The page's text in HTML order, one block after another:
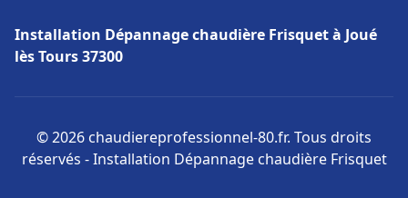
Installation Dépannage chaudière Frisquet à Joué
lès Tours 37300
© 2026 chaudiereprofessionnel-80.fr. Tous droits
réservés - Installation Dépannage chaudière Frisquet